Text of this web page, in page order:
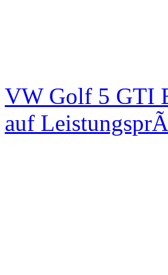
VW Golf 5 GTI
auf